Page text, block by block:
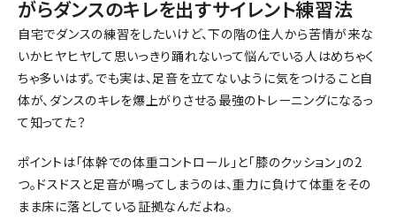
がらダンスのキレを出すサイレント練習法
自宅でダンスの練習をしたいけど、下の階の住人から苦情が来な
いかヒヤヒヤして思いっきり踊れないって悩んでいる人はめちゃく
ちゃ多いはず。でも実は、足音を立てないように気をつけること自
体が、ダンスのキレを爆上がりさせる最強のトレーニングになるっ
て知ってた？
ポイントは「体幹での体重コントロール」と「膝のクッション」の2
つ。ドスドスと足音が鳴ってしまうのは、重力に負けて体重をその
まま床に落としている証拠なんだよね。